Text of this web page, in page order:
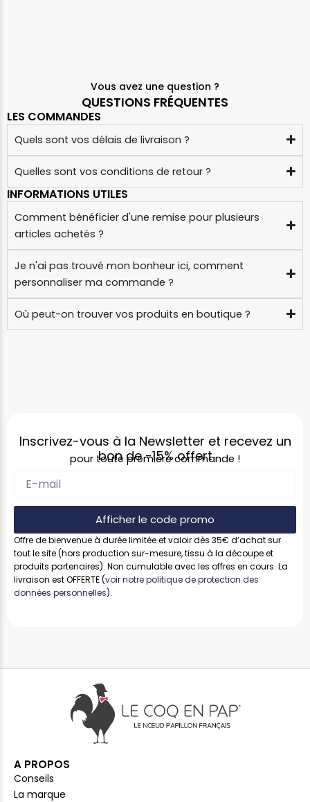
Vous avez une question ?
QUESTIONS FRÉQUENTES
LES COMMANDES
Quels sont vos délais de livraison ?
Quelles sont vos conditions de retour ?
INFORMATIONS UTILES
Comment bénéficier d'une remise pour plusieurs
articles achetés ?
Je n'ai pas trouvé mon bonheur ici, comment
personnaliser ma commande ?
Où peut-on trouver vos produits en boutique ?
Inscrivez-vous à la Newsletter et recevez un
bon de -15% offert
pour toute première commande !
Afficher le code promo
Offre de bienvenue à durée limitée et valoir dès 35€ d’achat sur
tout le site (hors production sur-mesure, tissu à la découpe et
produits partenaires). Non cumulable avec les offres en cours. La
livraison est OFFERTE (voir notre politique de protection des
données personnelles).
A PROPOS
Conseils
La marque